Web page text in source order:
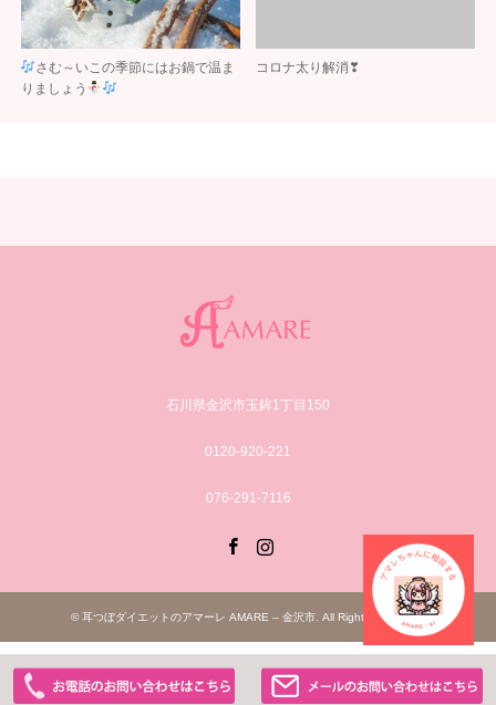
さむ～いこの季節にはお鍋で温ま
りましょう
コロナ太り解消❣
石川県金沢市玉鉾1丁目150
0120-920-221
076-291-7116
©耳つぼダイエットのアマーレ AMARE – 金沢市 . All Rights Reserved.